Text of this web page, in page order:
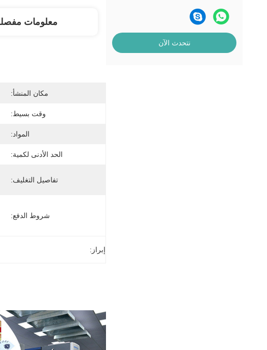
نتحدث الآن
معلومات
مكان المنشأ:
وقت بسيط:
المواد:
الحد الأدنى لكمية:
تفاصيل التغليف:
شروط الدفع:
إبراز: